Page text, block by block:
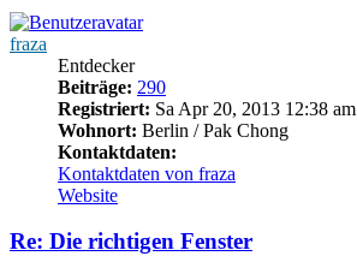
fraza
Entdecker
Beiträge: 290
Registriert: Sa Apr 20, 2013 12:38 am
Wohnort: Berlin / Pak Chong
Kontaktdaten:
Kontaktdaten von fraza
Website
Re: Die richtigen Fenster